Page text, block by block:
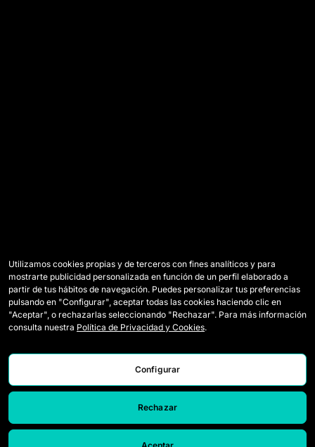
Utilizamos cookies propias y de terceros con fines analíticos y para
mostrarte publicidad personalizada en función de un perfil elaborado a
partir de tus hábitos de navegación. Puedes personalizar tus preferencias
pulsando en "Configurar", aceptar todas las cookies haciendo clic en
"Aceptar", o rechazarlas seleccionando "Rechazar". Para más información
consulta nuestra Política de Privacidad y Cookies.
Configurar
Rechazar